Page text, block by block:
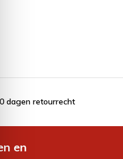
dagen retourrecht
en